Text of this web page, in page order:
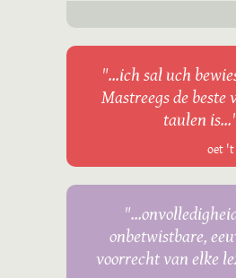
"...ich sal uch
Mastreegs de beste
taulen
oet 't
onbetwistbare,
voorrecht van elke